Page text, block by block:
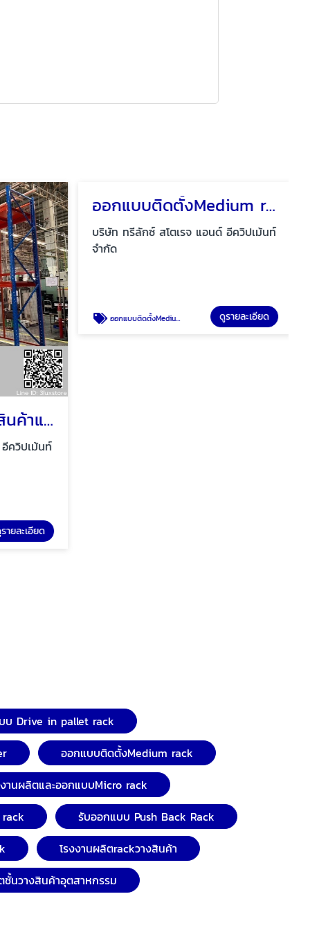
โรงงานผลิตชั้นวางสินค้าแบบ Long span shelf
ควิปเม้นท์
ายละเอียด
ออกแบบติดตั้งMedium rack
บริษัท ทรีลักซ์ สโตเรจ แอนด์ อีควิปเม้นท์
จำกัด
ออกแบบติดตั้งMedium rack ดูรายละเอียด
บ Drive in pallet rack
ออกแบบติดตั้งMedium rack
งานผลิตและออกแบบMicro rack
รับออกแบบ Push Back Rack
โรงงานผลิตrackวางสินค้า
ชั้นวางสินค้าอุตสาหกรรม